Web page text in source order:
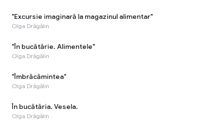
"Excursie imaginară la magazinul alimentar"
Olga Drăgălin
"În bucătărie. Alimentele"
Olga Drăgălin
"Îmbrăcămintea"
Olga Drăgălin
În bucătăria. Vesela.
Olga Drăgălin